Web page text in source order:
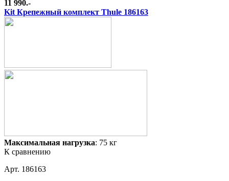
11 990.-
Kit Крепежный комплект Thule 186163
Максимальная нагрузка: 75 кг
К сравнению
Арт. 186163